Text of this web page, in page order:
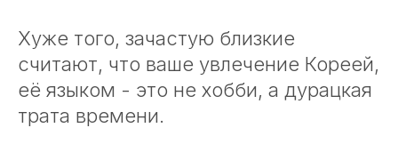
Хуже того, зачастую близкие
считают, что ваше увлечение Кореей,
её языком - это не хобби, а дурацкая
трата времени.